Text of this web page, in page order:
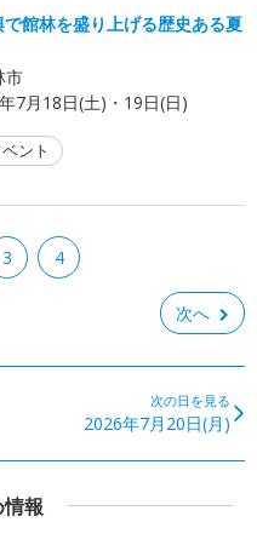
館林を盛り上げる歴史ある夏
市
7月18日(土)・19日(日)
ント
3 4
次へ
次の日を見る
2026年7月20日(月)
報